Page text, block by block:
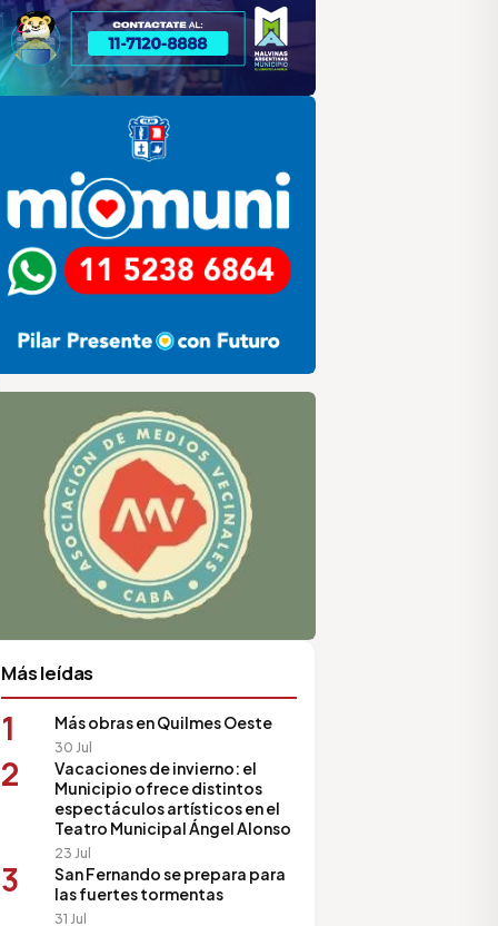
HCD
de Medios Vecinales
Más leídas
1 Más obras en Quilmes Oeste
30 Jul
2
Vacaciones de invierno: el
Municipio ofrece distintos
espectáculos artísticos en el
Teatro Municipal Ángel Alonso
23 Jul
3
San Fernando se prepara para
las fuertes tormentas
31 Jul